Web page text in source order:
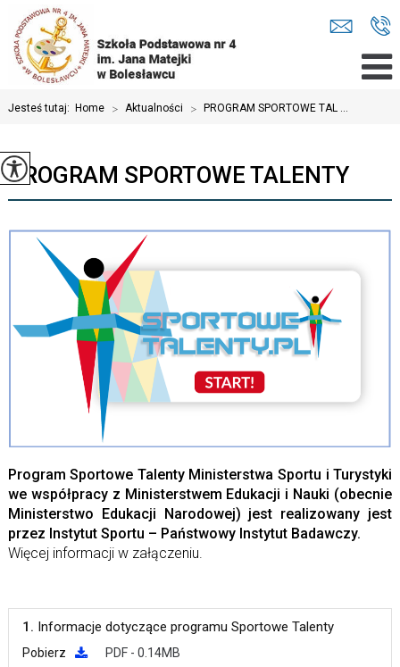
Jesteś tutaj: Home > Aktualności > PROGRAM SPORTOWE TAL ...
PROGRAM SPORTOWE TALENTY
Program Sportowe Talenty Ministerstwa Sportu i Turystyki
we współpracy z Ministerstwem Edukacji i Nauki (obecnie
Ministerstwo Edukacji Narodowej) jest realizowany jest
przez Instytut Sportu – Państwowy Instytut Badawczy.
Więcej informacji w załączeniu.
1. Informacje dotyczące programu Sportowe Talenty
Pobierz PDF - 0.14MB